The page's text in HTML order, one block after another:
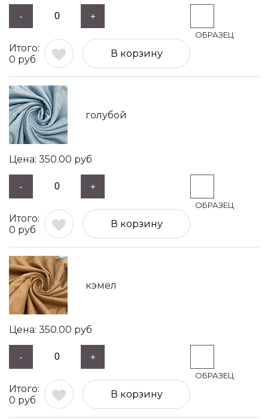
- +
0 руб
В корзину
голубой
350.00 руб
- +
0 руб
В корзину
кэмел
350.00 руб
- +
0 руб
В корзину